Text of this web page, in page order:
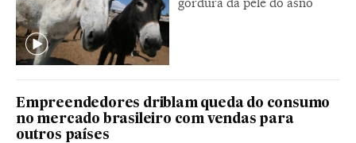
Empreendedores driblam queda do consumo
no mercado brasileiro com vendas para
outros países